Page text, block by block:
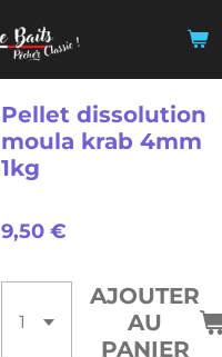
Pellet dissolution
moula krab 4mm
1kg
9,50 €
AJOUTER
AU
PANIER